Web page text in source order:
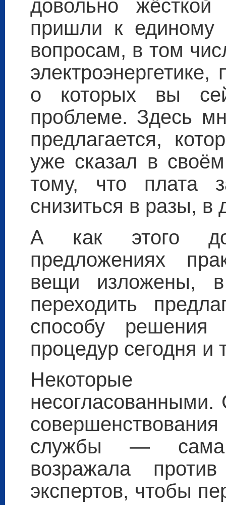
довольно жёсткой
пришли к
вопросам, в том
о которых вы
проблеме. Здесь
предлагается,
уже сказал в
тому, что плата
снизиться в разы, в
А как этого
предложениях
вещи изложены,
переходить
способу решения
процедур сегодня и
Некоторые
службы — сама
возражала
экспертов, чтобы